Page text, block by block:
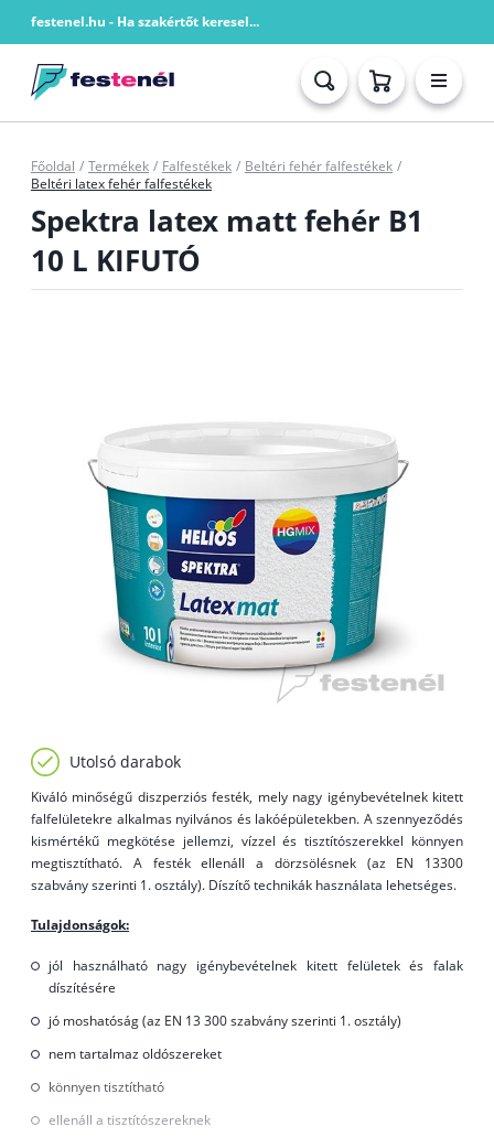
festenel.hu - Ha szakértőt keresel...
Főoldal / Termékek / Falfestékek / Beltéri fehér falfestékek /
Beltéri latex fehér falfestékek
Spektra latex matt fehér B1
10 L KIFUTÓ
Utolsó darabok
Kiváló minőségű diszperziós festék, mely nagy igénybevételnek kitett
falfelületekre alkalmas nyilvános és lakóépületekben. A szennyeződés
kismértékű megkötése jellemzi, vízzel és tisztítószerekkel könnyen
megtisztítható. A festék ellenáll a dörzsölésnek (az EN 13300
szabvány szerinti 1. osztály). Díszítő technikák használata lehetséges.
Tulajdonságok:
jól használható nagy igénybevételnek kitett felületek és falak
díszítésére
jó moshatóság (az EN 13 300 szabvány szerinti 1. osztály)
nem tartalmaz oldószereket
könnyen tisztítható
ellenáll a tisztítószereknek